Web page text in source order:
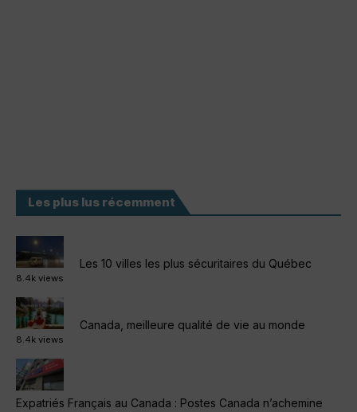
Les plus lus récemment
Les 10 villes les plus sécuritaires du Québec
8.4k views
Canada, meilleure qualité de vie au monde
8.4k views
Expatriés Français au Canada : Postes Canada n’achemine